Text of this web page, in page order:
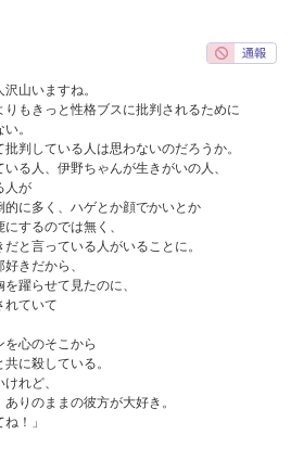
山いますね。
もきっと性格ブスに批判されるために
。
判している人は思わないのだろうか。
る人、伊野ちゃんが生きがいの人、
人が
に多く、ハゲとか顔でかいとか
するのでは無く、
と言っている人がいることに。
きだから、
躍らせて見たのに、
れていて
心のそこから
に殺している。
れど、
ありのままの彼方が大好き。
！」